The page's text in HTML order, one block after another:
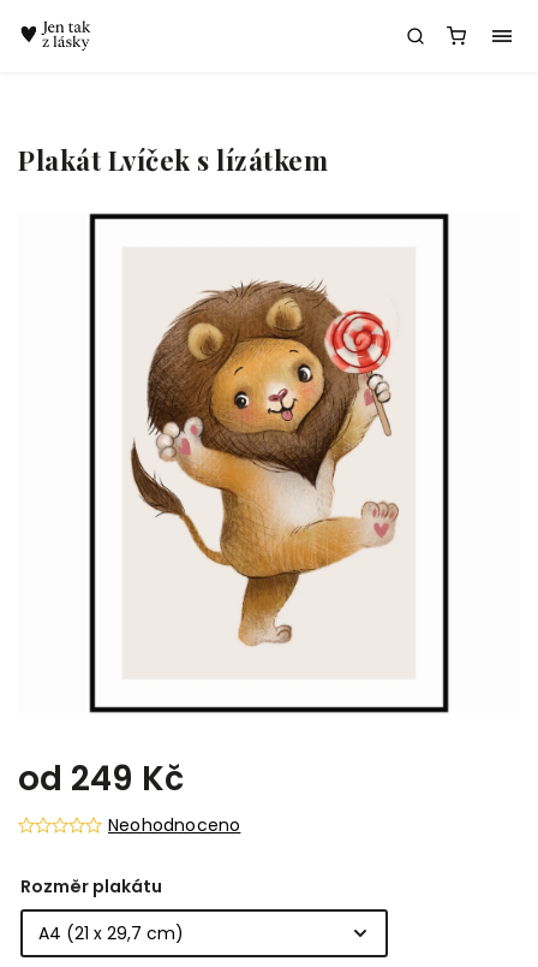
Plakát Lvíček s lízátkem
od 249 Kč
Neohodnoceno
Rozměr plakátu